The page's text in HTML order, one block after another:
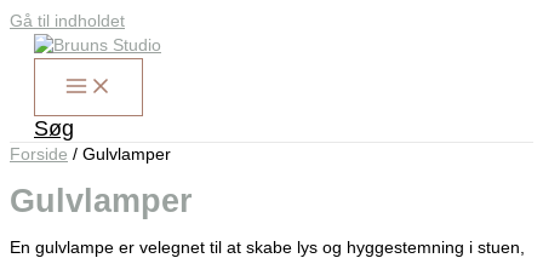
Gå til indholdet
Søg
Forside / Gulvlamper
Gulvlamper
En gulvlampe er velegnet til at skabe lys og hyggestemning i stuen,